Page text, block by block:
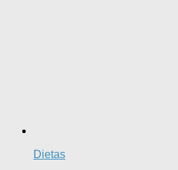
Dietas